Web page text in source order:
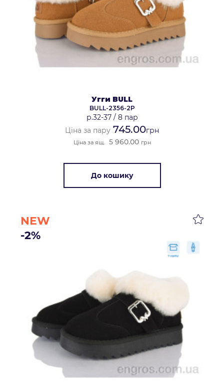
Угги BULL
BULL-2356-2P
р.32-37/ 8 пар
Ціна за пару 745.00грн
Ціна за ящ. 5 960.00 грн
До кошику
NEW
-2%